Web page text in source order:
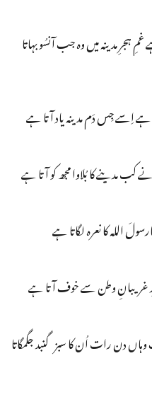
ہجرِ مدینہ میں وہ جب آنسُو بہاتا
ہے اِسے جِس دَم مدینہ یاد آتا ہے
کب مدینے کا بُلاوا مجھ کو آتا ہے
اللہ کا نعرہ لگاتا ہے
گورِ غریبانِ وطن سے خوف آتا ہے
دن رات اُن کا سبز گنبد جگمگاتا